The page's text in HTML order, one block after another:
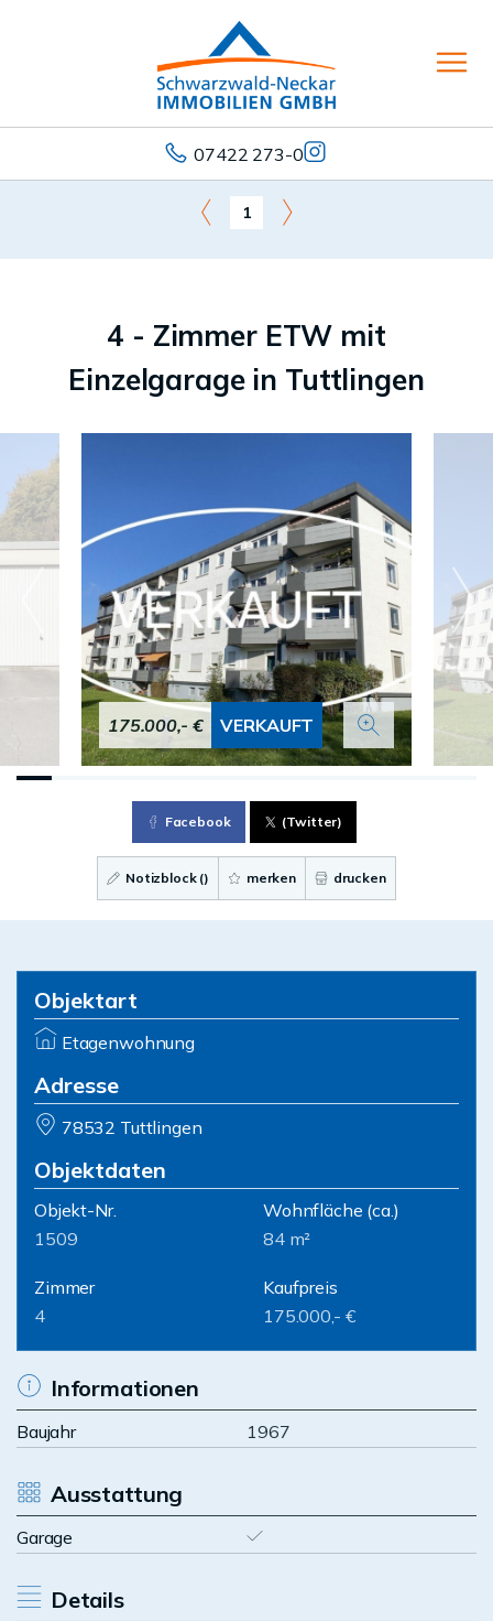
07422 273-0
1
4 - Zimmer ETW mit
Einzelgarage in Tuttlingen
175.000,- € VERKAUFT
Facebook (Twitter)
Notizblock () merken drucken
Objektart
Etagenwohnung
Adresse
78532 Tuttlingen
Objektdaten
Objekt-Nr.
1509
Wohnfläche (ca.)
84 m²
Zimmer
4
Kaufpreis
175.000,- €
Informationen
Baujahr 1967
Ausstattung
Garage
Details